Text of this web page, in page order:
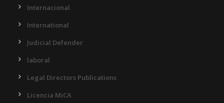
Internacional
International
Judicial Defender
laboral
Legal Directors Publications
Licencia MiCA